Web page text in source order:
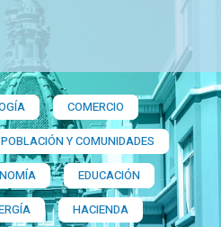
COMERCIO
POBLACIÓN Y COMUNIDADES
EDUCACIÓN
HACIENDA